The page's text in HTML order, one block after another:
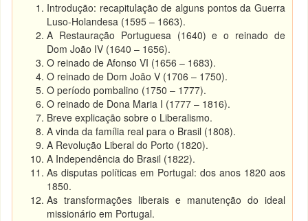
Introdução: recapitulação de alguns pontos da Guerra
Luso-Holandesa (1595 – 1663).
A Restauração Portuguesa (1640) e o reinado de
Dom João IV (1640 – 1656).
O reinado de Afonso VI (1656 – 1683).
O reinado de Dom João V (1706 – 1750).
O período pombalino (1750 – 1777).
O reinado de Dona Maria I (1777 – 1816).
Breve explicação sobre o Liberalismo.
A vinda da família real para o Brasil (1808).
A Revolução Liberal do Porto (1820).
A Independência do Brasil (1822).
As disputas políticas em Portugal: dos anos 1820 aos
1850.
As transformações liberais e manutenção do ideal
missionário em Portugal.